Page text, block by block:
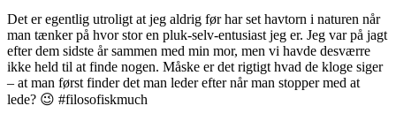
Det er egentlig utroligt at jeg aldrig før har set havtorn i naturen når
man tænker på hvor stor en pluk-selv-entusiast jeg er. Jeg var på jagt
efter dem sidste år sammen med min mor, men vi havde desværre
ikke held til at finde nogen. Måske er det rigtigt hvad de kloge siger
– at man først finder det man leder efter når man stopper med at
lede? 😉 #filosofiskmuch